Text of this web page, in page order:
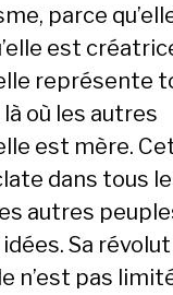
parce
est
représente
où les autres
est mère.
dans tous
autres
Sa
n’est pas